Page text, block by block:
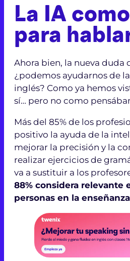
La IA
para
Ahora bien, la nueva duda
¿podemos ayudarnos de
inglés? Como ya hemos
sí… pero no como
Más del 85% de los
positivo la ayuda de la
mejorar la precisión y la
realizar ejercicios de
va a sustituir a los
88% considera relevante
personas en la enseñanza